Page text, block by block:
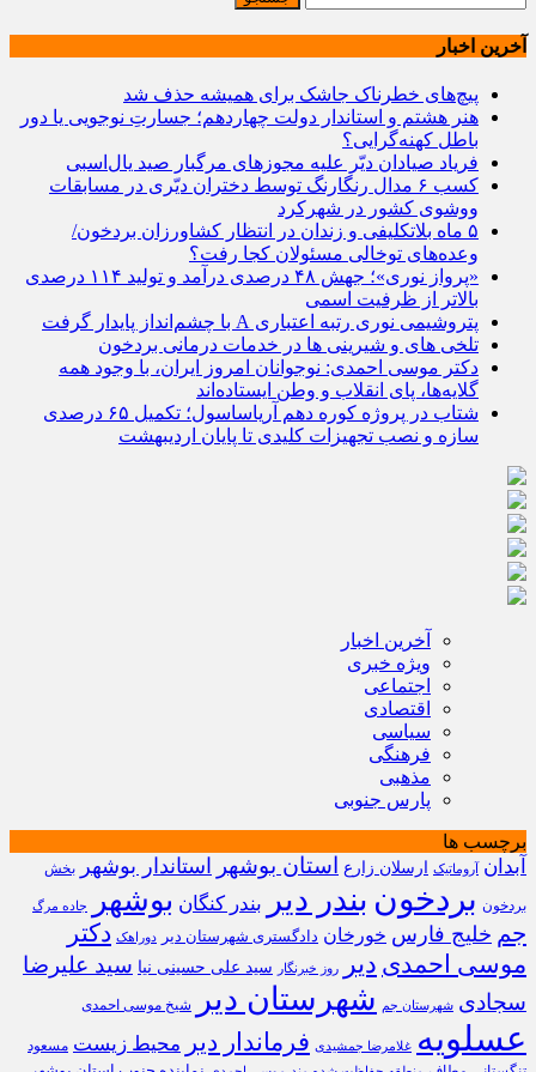
آخرین اخبار
پیچ‌های خطرناک جاشک برای همیشه حذف شد
هنر هشتم و استاندار دولت چهاردهم؛ جسارتِ نوجویی یا دور
باطل کهنه‌گرایی؟
فریاد صیادان دیّر علیه مجوزهای مرگبار صید یال‌اسبی
کسب ۶ مدال رنگارنگ توسط دختران دیّری در مسابقات
ووشوی کشور در شهرکرد
۵ ماه بلاتکلیفی و زندان در انتظار کشاورزان بردخون/
وعده‌های توخالی مسئولان کجا رفت؟
«پرواز نوری»؛ جهش ۴۸ درصدی درآمد و تولید ۱۱۴ درصدی
بالاتر از ظرفیت اسمی
پتروشیمی نوری رتبه اعتباری A با چشم‌انداز پایدار گرفت
تلخی های و شیرینی ها در خدمات درمانی بردخون
دکتر موسی احمدی: نوجوانان امروز ایران، با وجود همه
گلایه‌ها، پای انقلاب و وطن ایستاده‌اند
شتاب در پروژه کوره دهم آریاساسول؛ تکمیل ۶۵ درصدی
سازه و نصب تجهیزات کلیدی تا پایان اردیبهشت
آخرین اخبار
ویژه خبری
اجتماعی
اقتصادی
سیاسی
فرهنگی
مذهبی
پارس جنوبی
برچسب ها
آبدان آروماتیک ارسلان زارع استان بوشهر استاندار بوشهر بخش
بردخون بردخون بندر دیر بندر کنگان بوشهر جاده مرگ
جم خلیج فارس خورخان دادگستری شهرستان دیر دوراهک دکتر
موسی احمدی دیر روز خبرنگار سید علی حسینی نیا سید علیرضا
سجادی شهرستان جم شهرستان دیر شیخ موسی احمدی
عسلویه غلامرضا جمشیدی فرماندار دیر محیط زیست مسعود